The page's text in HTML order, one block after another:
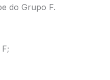
do Grupo F.